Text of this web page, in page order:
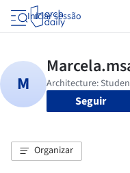
Iniciar sessão
Seguir
Organizar